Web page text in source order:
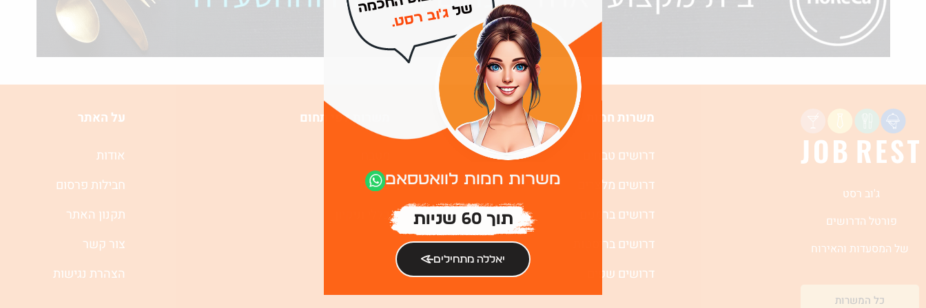
ג'וב רסט
פורטל הדרושים
של המסעדות והאירוח
כל המשרות
משרות חמות
דרושים טבחים
דרושים מלצרים
דרושים ברמנים
דרושים בריסטות
דרושים שפים
משרות לפי תחום
שירות
כללי וניקיון
על האתר
אודות
חבילות פרסום
תקנון האתר
צור קשר
הצהרת נגישות
שלג'וב רסט.
משרות חמות לוואטסאפ
תוך 60 שניות
יאללה מתחילים